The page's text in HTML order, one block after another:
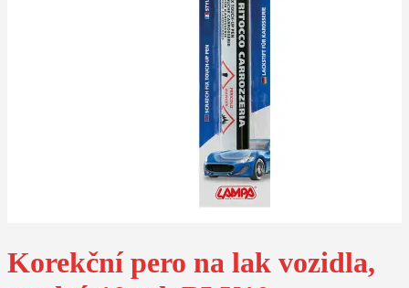
Korekční pero na lak vozidla,